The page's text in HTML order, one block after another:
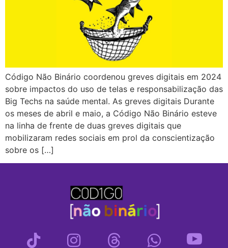
Código Não Binário coordenou greves digitais em 2024
sobre impactos do uso de telas e responsabilização das
Big Techs na saúde mental. As greves digitais Durante
os meses de abril e maio, a Código Não Binário esteve
na linha de frente de duas greves digitais que
mobilizaram redes sociais em prol da conscientização
sobre os […]